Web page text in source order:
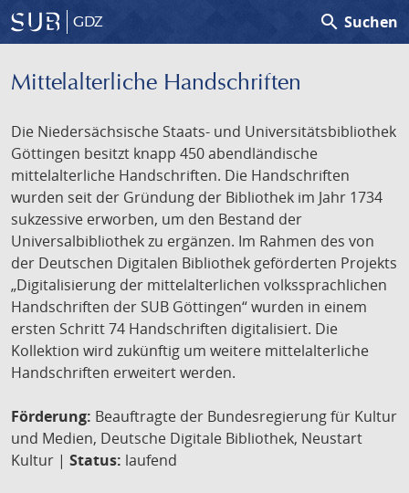
GDZ search Suchen
Mittelalterliche Handschriften
Die Niedersächsische Staats- und Universitätsbibliothek
Göttingen besitzt knapp 450 abendländische
mittelalterliche Handschriften. Die Handschriften
wurden seit der Gründung der Bibliothek im Jahr 1734
sukzessive erworben, um den Bestand der
Universalbibliothek zu ergänzen. Im Rahmen des von
der Deutschen Digitalen Bibliothek geförderten Projekts
„Digitalisierung der mittelalterlichen volkssprachlichen
Handschriften der SUB Göttingen“ wurden in einem
ersten Schritt 74 Handschriften digitalisiert. Die
Kollektion wird zukünftig um weitere mittelalterliche
Handschriften erweitert werden.
Förderung: Beauftragte der Bundesregierung für Kultur
und Medien, Deutsche Digitale Bibliothek, Neustart
Kultur | Status: laufend